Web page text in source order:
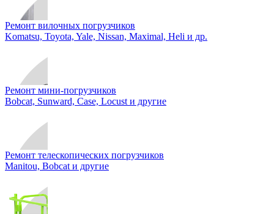
Ремонт вилочных погрузчиков
Komatsu, Toyota, Yale, Nissan, Maximal, Heli и др.
Ремонт мини-погрузчиков
Bobcat, Sunward, Case, Locust и другие
Ремонт телескопических погрузчиков
Manitou, Bobcat и другие